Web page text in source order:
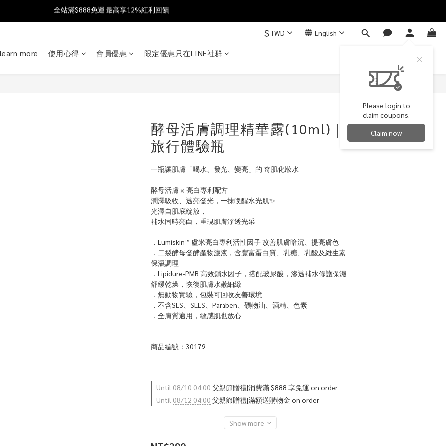
加入會員送$100購物金  加入LINE社群享優惠價
父親節獻禮 8/1-8/12 滿 $888 好禮雙重送 最高送$888購物金!
$TWD English
Please login to
claim coupons.
Claim now
learn more 使用心得 會員優惠 限定優惠只在LINE社群
酵母活膚調理精華露(10ml)｜
旅行體驗瓶
一瓶讓肌膚「喝水、發光、變亮」的 奇肌化妝水
酵母活膚 × 亮白專利配方
潤澤吸收、透亮發光，一抹喚醒水光肌✨
光澤自肌底綻放，
補水同時亮白，重現肌膚淨透光采
．Lumiskin™️ 盧米亮白專利活性因子 改善肌膚暗沉、提亮膚色
．二裂酵母發酵產物濾液，含豐富蛋白質、乳糖、乳酸及維生素
保濕調理
．Lipidure-PMB 高效鎖水因子，搭配玻尿酸，滲透補水修護保濕
舒緩乾燥，恢復肌膚水嫩細緻
．無動物實驗，包裝可回收友善環境
．不含SLS、SLES、Paraben、礦物油、酒精、色素
．全膚質適用，敏感肌也放心
商品編號：30179
Until 08/10 04:00 父親節贈禮|消費滿 $888 享免運 on order
Until 08/12 04:00 父親節贈禮|滿額送購物金 on order
Show more